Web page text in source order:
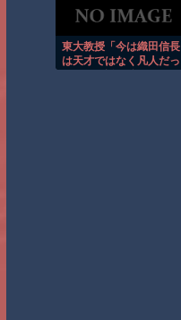
東大教授「今は織田信長
は天才ではなく凡人だっ